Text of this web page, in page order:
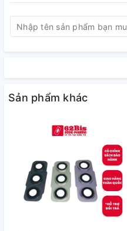
Sản phẩm khác